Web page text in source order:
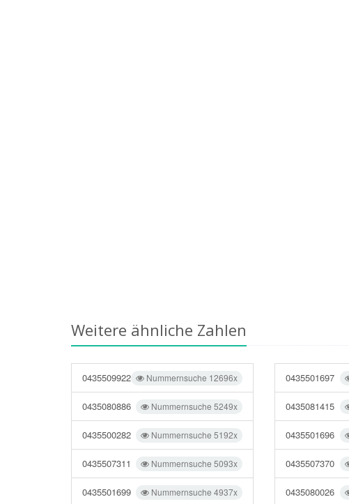
Weitere ähnliche Zahlen
Nummernsuche 12696x
0435509922
Nummernsuche 5249x
0435080886
Nummernsuche 5192x
0435500282
Nummernsuche 5093x
0435507311
Nummernsuche 4937x
0435501699
0435501697
0435081415
0435501696
0435507370
0435080026